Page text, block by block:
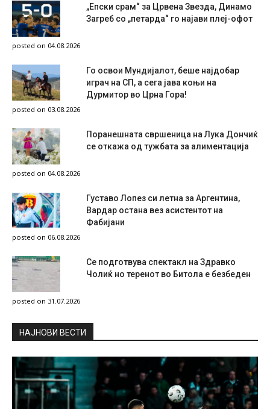
„Епски срам“ за Црвена Звезда, Динамо
Загреб со „петарда“ го најави плеј-офот
posted on 04.08.2026
Го освои Мундијалот, беше најдобар
играч на СП, а сега јава коњи на
Дурмитор во Црна Гора!
posted on 03.08.2026
Поранешната свршеница на Лука Дончиќ
се откажа од тужбата за алиментација
posted on 04.08.2026
Густаво Лопез си летна за Аргентина,
Вардар остана вез асистентот на
Фабијани
posted on 06.08.2026
Се подготвува спектакл на Здравко
Чолиќ но теренот во Битола е безбеден
posted on 31.07.2026
НAЈНОВИ ВЕСТИ